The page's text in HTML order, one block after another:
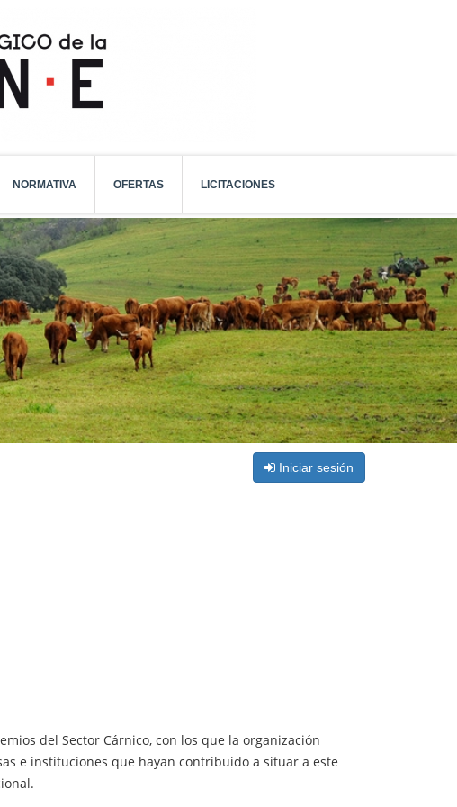
NORMATIVA OFERTAS LICITACIONES
Iniciar sesión
del Sector Cárnico, con los que la organización
e instituciones que hayan contribuido a situar a este